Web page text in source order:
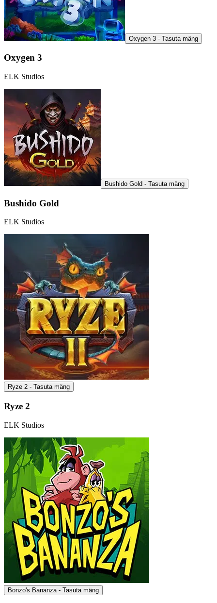
Oxygen 3 - Tasuta mäng
Oxygen 3
ELK Studios
Bushido Gold - Tasuta mäng
Bushido Gold
ELK Studios
Ryze 2 - Tasuta mäng
Ryze 2
ELK Studios
Bonzo's Bananza - Tasuta mäng